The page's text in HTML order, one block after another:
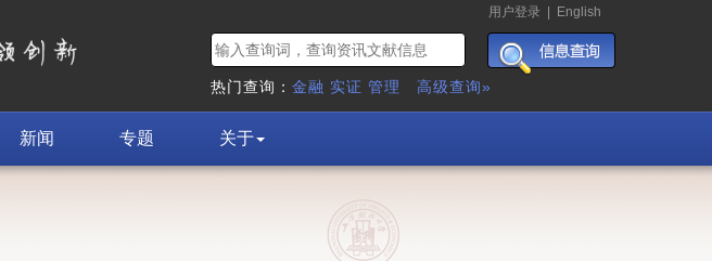
用户登录 English
热门查询： 金融 实证 管理 高级查询»
新闻 专题 关于